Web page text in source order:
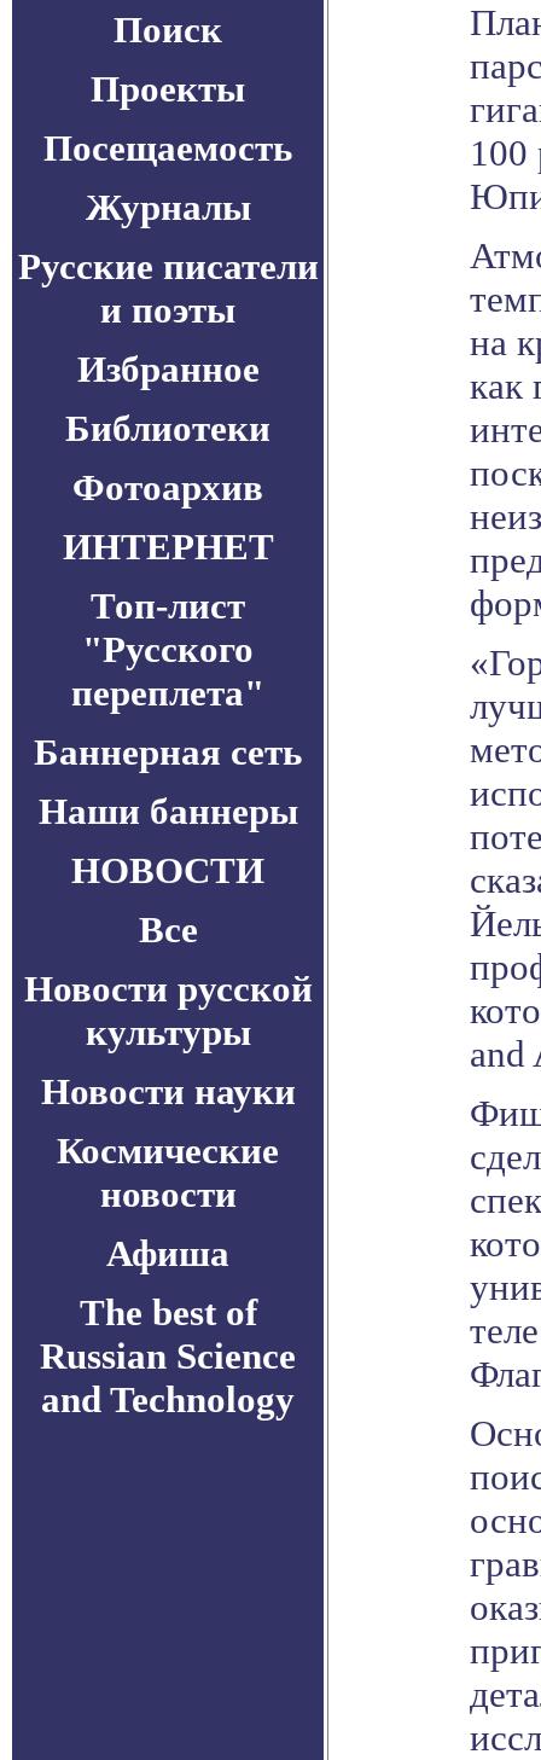
Поиск
Проекты
Посещаемость
Журналы
Русские писатели
и поэты
Избранное
Библиотеки
Фотоархив
ИНТЕРНЕТ
Топ-лист
"Русского
переплета"
Баннерная сеть
Наши баннеры
НОВОСТИ
Все
Новости русской
культуры
Новости науки
Космические
новости
Афиша
The best of
Russian Science
and Technology
100
на
как
and